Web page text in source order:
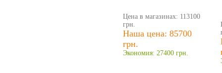
Цена в магазинах: 113100
грн.
Наша цена: 85700
грн.
Экономия: 27400 грн.